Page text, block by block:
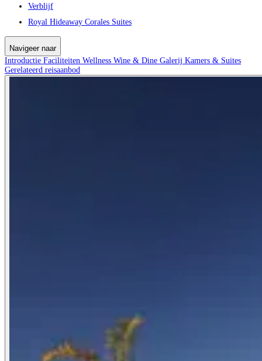
Verblijf
Royal Hideaway Corales Suites
Navigeer naar
Introductie Faciliteiten Wellness Wine & Dine Galerij Kamers & Suites
Gerelateerd reisaanbod